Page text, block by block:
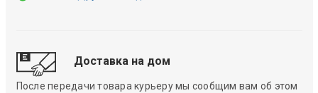
Доставка на дом
После передачи товара курьеру мы сообщим вам об этом